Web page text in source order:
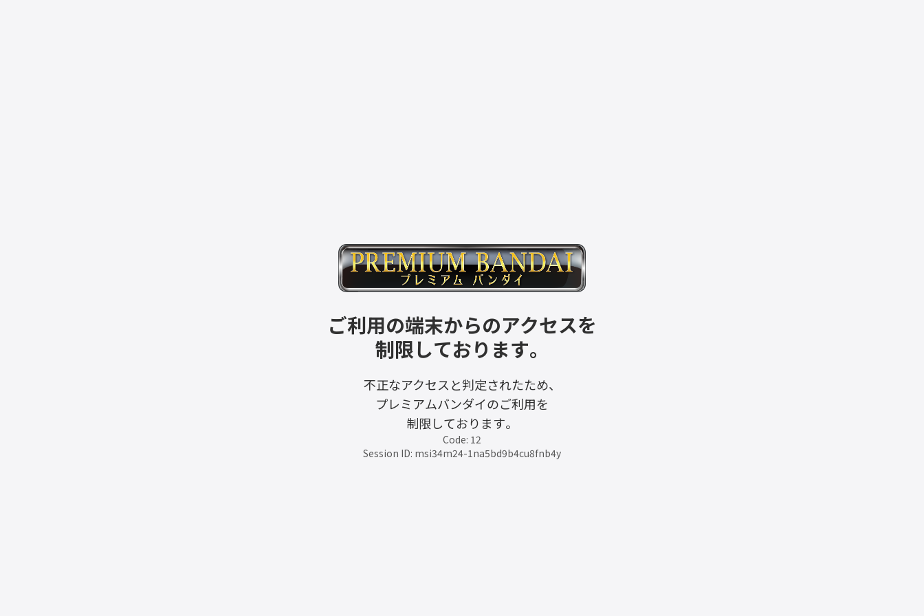
ご利用の端末からのアクセスを
制限しております。
不正なアクセスと判定されたため、
プレミアムバンダイのご利用を
制限しております。
Code: 12
Session ID: msi34m24-1na5bd9b4cu8fnb4y